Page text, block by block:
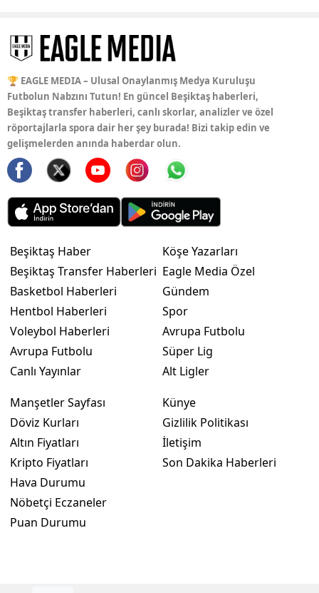
🏆 EAGLE MEDIA – Ulusal Onaylanmış Medya Kuruluşu
Futbolun Nabzını Tutun! En güncel Beşiktaş haberleri,
Beşiktaş transfer haberleri, canlı skorlar, analizler ve özel
röportajlarla spora dair her şey burada! Bizi takip edin ve
gelişmelerden anında haberdar olun.
Beşiktaş Haber
Beşiktaş Transfer Haberleri
Basketbol Haberleri
Hentbol Haberleri
Voleybol Haberleri
Avrupa Futbolu
Canlı Yayınlar
Köşe Yazarları
Eagle Media Özel
Gündem
Spor
Avrupa Futbolu
Süper Lig
Alt Ligler
Manşetler Sayfası
Döviz Kurları
Altın Fiyatları
Kripto Fiyatları
Hava Durumu
Nöbetçi Eczaneler
Puan Durumu
Künye
Gizlilik Politikası
İletişim
Son Dakika Haberleri